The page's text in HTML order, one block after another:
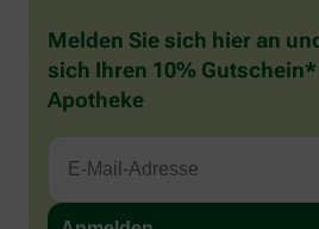
Melden Sie sich hier an
sich Ihren 10%
Apotheke